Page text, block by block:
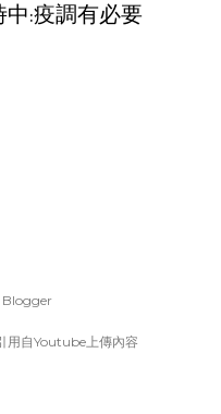
:疫調有必要
Blogger
用自Youtube上傳內容